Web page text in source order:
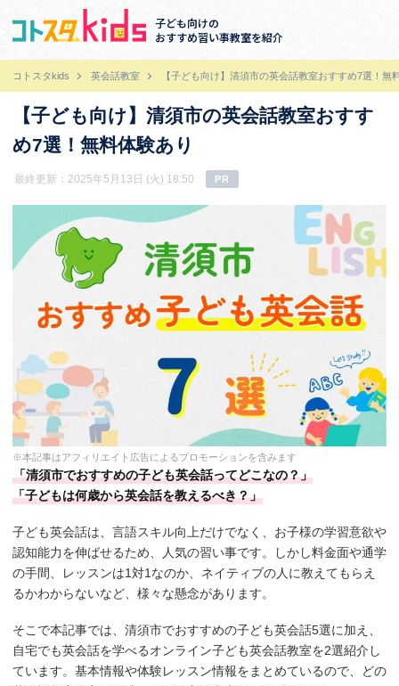
子ども向けの
おすすめ習い事教室を紹介
コトスタkids 英会話教室 【子ども向け】清須市の英会話教室おすすめ7選！無
【子ども向け】清須市の英会話教室おすす
め7選！無料体験あり
最終更新：2025年5月13日 (火) 18:50 PR
※本記事はアフィリエイト広告によるプロモーションを含みます
「清須市でおすすめの子ども英会話ってどこなの？」
「子どもは何歳から英会話を教えるべき？」
子ども英会話は、言語スキル向上だけでなく、お子様の学習意欲や
認知能力を伸ばせるため、人気の習い事です。しかし料金面や通学
の手間、レッスンは1対1なのか、ネイティブの人に教えてもらえ
るかわからないなど、様々な懸念があります。
そこで本記事では、清須市でおすすめの子ども英会話5選に加え、
自宅でも英会話を学べるオンライン子ども英会話教室を2選紹介し
ています。基本情報や体験レッスン情報をまとめているので、どの